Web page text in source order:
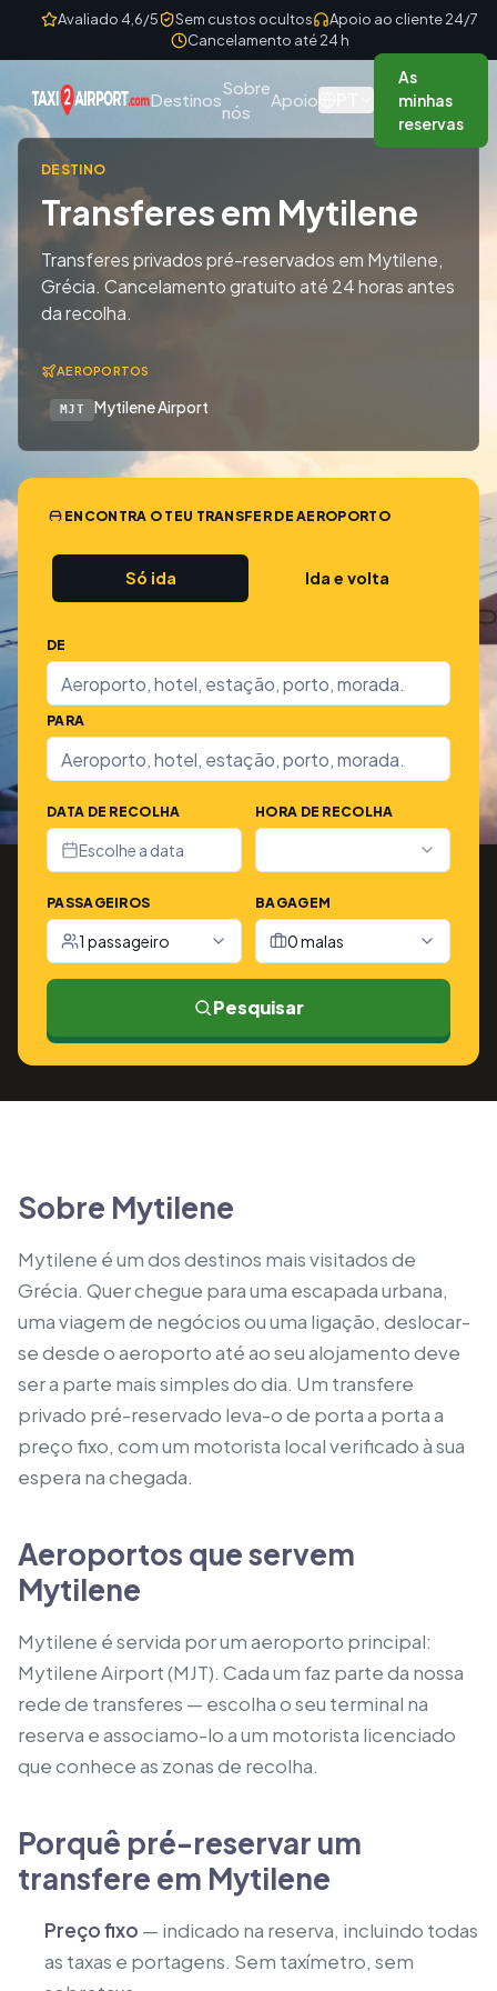
Skip to content
Avaliado 4,6/5 Sem custos ocultos
Apoio ao cliente 24/7
Cancelamento até 24 h
Destinos
Sobre
nós
Apoio
As
minhas
reservas
DESTINO
Transferes em Mytilene
Transferes privados pré-reservados em Mytilene,
Grécia. Cancelamento gratuito até 24 horas antes
da recolha.
AEROPORTOS
MJT Mytilene Airport
ENCONTRA O TEU TRANSFER DE AEROPORTO
Só ida Ida e volta
DE
PARA
DATA DE RECOLHA
Escolhe a data
HORA DE RECOLHA
PASSAGEIROS
1 passageiro
BAGAGEM
0 malas
Pesquisar
Sobre Mytilene
Mytilene é um dos destinos mais visitados de
Grécia. Quer chegue para uma escapada urbana,
uma viagem de negócios ou uma ligação, deslocar-
se desde o aeroporto até ao seu alojamento deve
ser a parte mais simples do dia. Um transfere
privado pré-reservado leva-o de porta a porta a
preço fixo, com um motorista local verificado à sua
espera na chegada.
Aeroportos que servem
Mytilene
Mytilene é servida por um aeroporto principal:
Mytilene Airport (MJT). Cada um faz parte da nossa
rede de transferes — escolha o seu terminal na
reserva e associamo-lo a um motorista licenciado
que conhece as zonas de recolha.
Porquê pré-reservar um
transfere em Mytilene
Preço fixo — indicado na reserva, incluindo todas
as taxas e portagens. Sem taxímetro, sem